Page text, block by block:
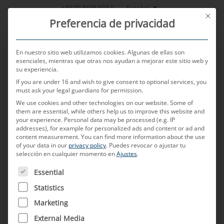
Saltar
+49 (0) 8638 604-0 Español
POSTED ON7 DE NOVIEMBRE DE 2024 BYTOBIAS HARTL - KLAUS
BRAMHOFER
Sistemas de conexión y
transmisión de datos en las
redes de a bordo modernas
¿Cómo se preparan los proveedores de
This
Preferencia de privacidad
En nuestro sitio web utilizamos cookies. Algunas de ellas son
esenciales, mientras que otras nos ayudan a mejorar este sitio web y
su experiencia.
If you are under 16 and wish to give consent to optional services, you
must ask your legal guardians for permission.
We use cookies and other technologies on our website. Some of
them are essential, while others help us to improve this website and
your experience. Personal data may be processed (e.g. IP
addresses), for example for personalized ads and content or ad and
content measurement.You can find more information about the use
of your data in our privacy policy. Puedes revocar o ajustar tu
selección en cualquier momento enAjustes.
A CONTINUACIÓN FIGURA UNA LISTA DE LOS GRUPOS
Essential
Statistics
Marketing
External Media